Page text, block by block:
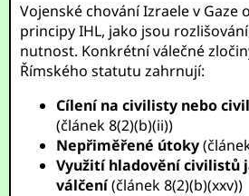
Vojenské chování Izraele v Gaze
principy IHL, jako jsou
nutnost. Konkrétní válečné
Římského statutu zahrnují:
Cílení na civilisty nebo
(článek 8(2)(b)(ii))
Nepřiměřené útoky
Využití hladovění civilistů
válčení(článek 8(2)(b)(xxv))